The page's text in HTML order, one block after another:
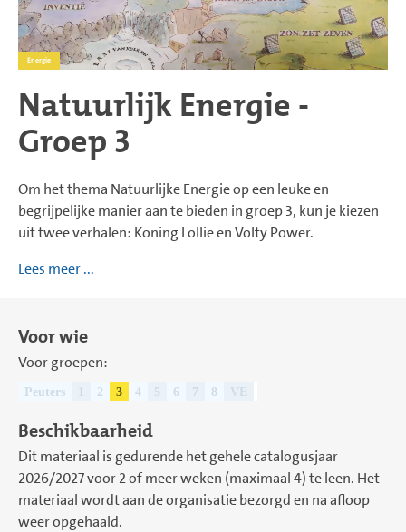
Energie
Natuurlijk Energie -
Groep 3
Om het thema Natuurlijke Energie op een leuke en
begrijpelijke manier aan te bieden in groep 3, kun je kiezen
uit twee verhalen: Koning Lollie en Volty Power.
Lees meer ...
Voor wie
Voor groepen:
Peuters 2 3 4 5 6 7 8 VE
Beschikbaarheid
Dit materiaal is gedurende het gehele catalogusjaar
2026/2027 voor 2 of meer weken (maximaal 4) te leen. Het
materiaal wordt aan de organisatie bezorgd en na afloop
weer opgehaald.